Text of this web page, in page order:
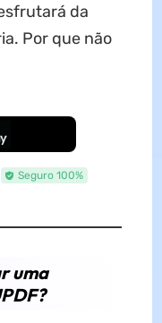
da
Por que não
Seguro 100%
uma